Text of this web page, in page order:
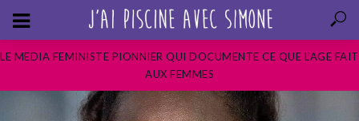
LE MEDIA FEMINISTE PIONNIER QUI DOCUMENTE CE QUE L’AGE FAIT
AUX FEMMES